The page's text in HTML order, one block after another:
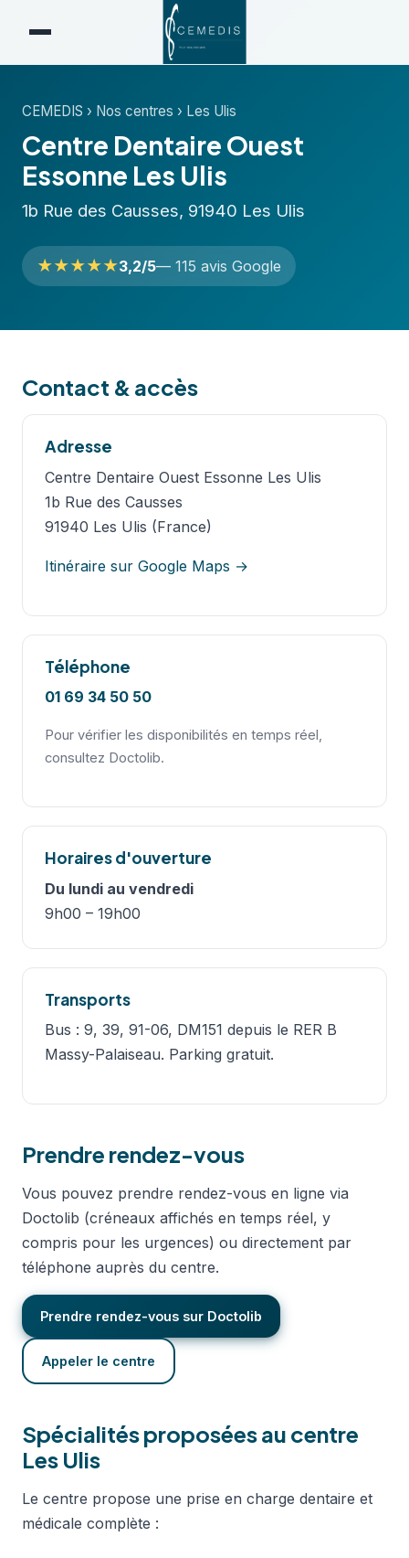
CEMEDIS › Nos centres › Les Ulis
Centre Dentaire Ouest
Essonne Les Ulis
1b Rue des Causses, 91940 Les Ulis
★★★★★3,2/5— 115 avis Google
Contact & accès
Adresse
Centre Dentaire Ouest Essonne Les Ulis
1b Rue des Causses
91940 Les Ulis (France)
Itinéraire sur Google Maps →
Téléphone
01 69 34 50 50
Pour vérifier les disponibilités en temps réel,
consultez Doctolib.
Horaires d'ouverture
Du lundi au vendredi
9h00 – 19h00
Transports
Bus : 9, 39, 91-06, DM151 depuis le RER B
Massy-Palaiseau. Parking gratuit.
Prendre rendez-vous
Vous pouvez prendre rendez-vous en ligne via
Doctolib (créneaux affichés en temps réel, y
compris pour les urgences) ou directement par
téléphone auprès du centre.
Prendre rendez-vous sur Doctolib
Appeler le centre
Spécialités proposées au centre
Les Ulis
Le centre propose une prise en charge dentaire et
médicale complète :